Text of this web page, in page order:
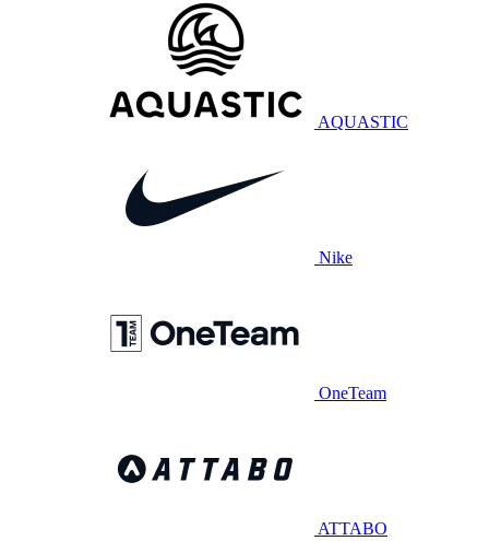
AQUASTIC
Nike
OneTeam
ATTABO